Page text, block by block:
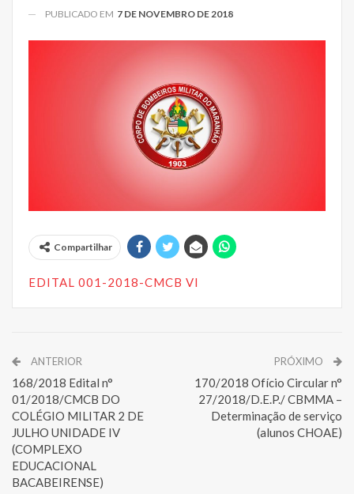
PUBLICADO EM 7 DE NOVEMBRO DE 2018
Compartilhar
EDITAL 001-2018-CMCB VI
ANTERIOR
168/2018 Edital n°
01/2018/CMCB DO
COLÉGIO MILITAR 2 DE
JULHO UNIDADE IV
(COMPLEXO
EDUCACIONAL
BACABEIRENSE)
PRÓXIMO
170/2018 Ofício Circular n°
27/2018/D.E.P./ CBMMA –
Determinação de serviço
(alunos CHOAE)